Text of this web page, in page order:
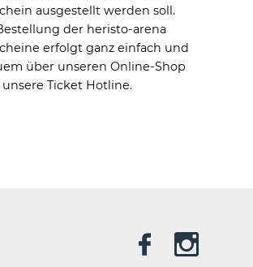
ausgestellt werden soll.
der heristo-arena
erfolgt ganz einfach und
über unseren Online-Shop
Ticket Hotline.